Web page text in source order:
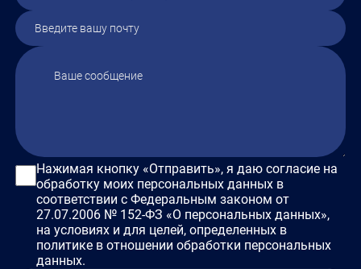
Нажимая кнопку «Отправить», я даю согласие на
обработку моих персональных данных в
соответствии с Федеральным законом от
27.07.2006 № 152-ФЗ «О персональных данных»,
на условиях и для целей, определенных в
политике в отношении обработки персональных
данных.